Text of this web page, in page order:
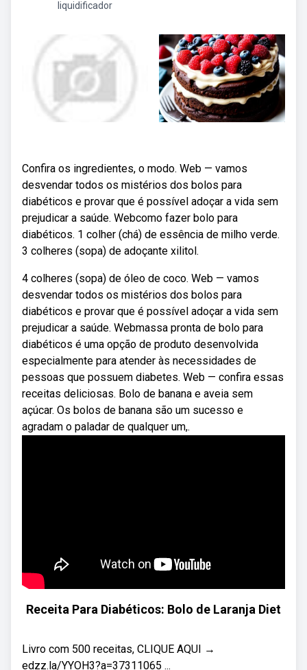
liquidificador
Confira os ingredientes, o modo. Web — vamos
desvendar todos os mistérios dos bolos para
diabéticos e provar que é possível adoçar a vida sem
prejudicar a saúde. Webcomo fazer bolo para
diabéticos. 1 colher (chá) de essência de milho verde.
3 colheres (sopa) de adoçante xilitol.
4 colheres (sopa) de óleo de coco. Web — vamos
desvendar todos os mistérios dos bolos para
diabéticos e provar que é possível adoçar a vida sem
prejudicar a saúde. Webmassa pronta de bolo para
diabéticos é uma opção de produto desenvolvida
especialmente para atender às necessidades de
pessoas que possuem diabetes. Web — confira essas
receitas deliciosas. Bolo de banana e aveia sem
açúcar. Os bolos de banana são um sucesso e
agradam o paladar de qualquer um,.
Receita Para Diabéticos: Bolo de Laranja Diet
Livro com 500 receitas, CLIQUE AQUI →
edzz.la/YYOH3?a=37311065 ...